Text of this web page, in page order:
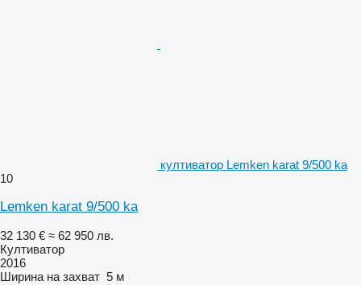
култиватор Lemken karat 9/500 ka
10
Lemken karat 9/500 ka
32 130 € ≈ 62 950 лв.
Култиватор
2016
Ширина на захват 5 м